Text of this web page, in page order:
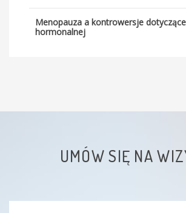
ginekologia estetyczna i
laserowe
Menopauza a kontrowersje
hormonalnej
UMÓW SIĘ NA